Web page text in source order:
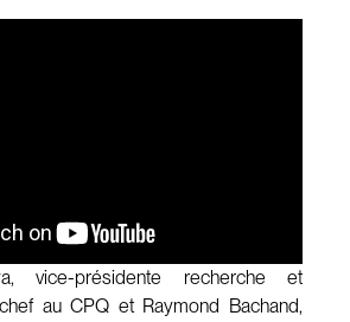
vice-présidente recherche et
au CPQ et Raymond Bachand,